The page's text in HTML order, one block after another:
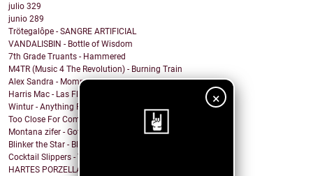
×
julio 329
junio 289
Trötegalôpe - SANGRE ARTIFICIAL
VANDALISBIN - Bottle of Wisdom
7th Grade Truants - Hammered
M4TR (Music 4 The Revolution) - Burning Train
Alex Sandra - Mommy Issues
Harris Mac - Las Flores
Wintur - Anything For You
Too Close For Comfort - ROSE GOLD LIGHTS
Montana zifer - Got A Mama
Blinker the Star - Black Spring
Cocktail Slippers - Talking About Love
HARTES PORZELLAN - RICH